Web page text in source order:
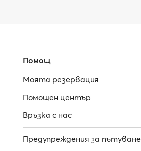
Помощ
Моята резервация
Помощен център
Връзка с нас
Предупреждения за пътуване